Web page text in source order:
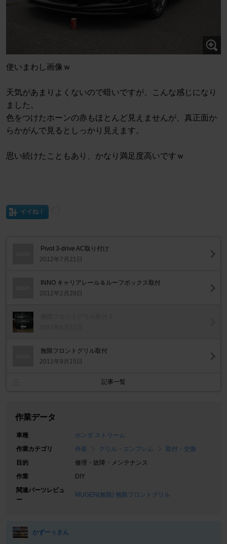
使いまわし画像ｗ
天気があまりよくないので暗いですが、こんな感じになり
ました。
色をつけたホーンの赤もほとんど見えませんが、真正面か
らかがんで見るとしっかり見えます。
思い続けたこともあり、かなり満足度高いですｗ
イイね！
Pivot 3-drive AC取り付け
2012年7月21日
INNO キャリアレール＆ルーフボックス取付
2012年2月28日
無限フロントグリル取付
2011年9月15日
記事一覧
作業データ
車種
ホンダ ストリーム
作業カテゴリ
外装 グリル・エンブレム
取付・交換
目的
修理・故障・メンテナンス
作業
DIY
関連パーツレビュ
ー
MUGEN(無限) 無限フロントグリル
かずーぅさん